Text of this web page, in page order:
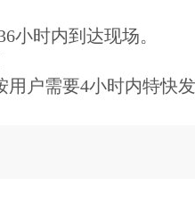
小时内到达现场。
户需要4小时内特快发